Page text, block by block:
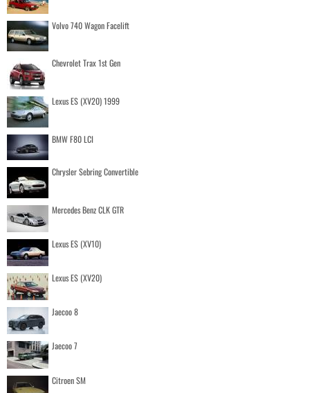
Volvo 740 Wagon Facelift
Chevrolet Trax 1st Gen
Lexus ES (XV20) 1999
BMW F80 LCI
Chrysler Sebring Convertible
Mercedes Benz CLK GTR
Lexus ES (XV10)
Lexus ES (XV20)
Jaecoo 8
Jaecoo 7
Citroen SM